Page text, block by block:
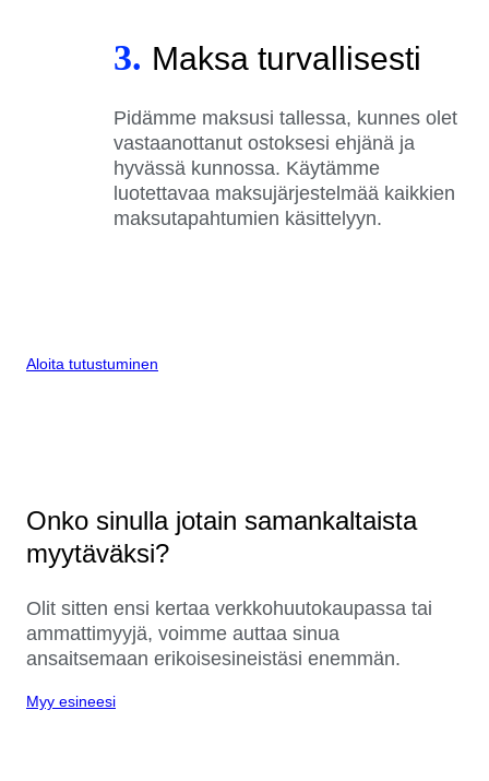
3. Maksa turvallisesti
Pidämme maksusi tallessa, kunnes olet
vastaanottanut ostoksesi ehjänä ja
hyvässä kunnossa. Käytämme
luotettavaa maksujärjestelmää kaikkien
maksutapahtumien käsittelyyn.
Aloita tutustuminen
Onko sinulla jotain samankaltaista
myytäväksi?
Olit sitten ensi kertaa verkkohuutokaupassa tai
ammattimyyjä, voimme auttaa sinua
ansaitsemaan erikoisesineistäsi enemmän.
Myy esineesi